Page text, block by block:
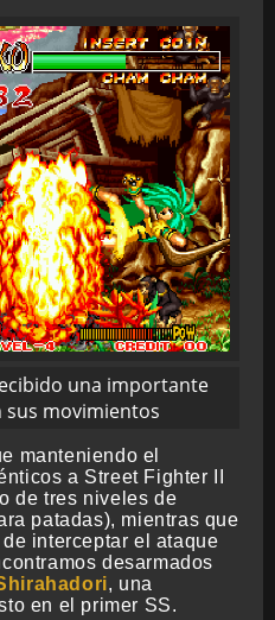
una importante
sus movimientos
manteniendo el
a Street Fighter II
de tres niveles de
patadas), mientras que
interceptar el ataque
desarmados
, una
en el primer SS.